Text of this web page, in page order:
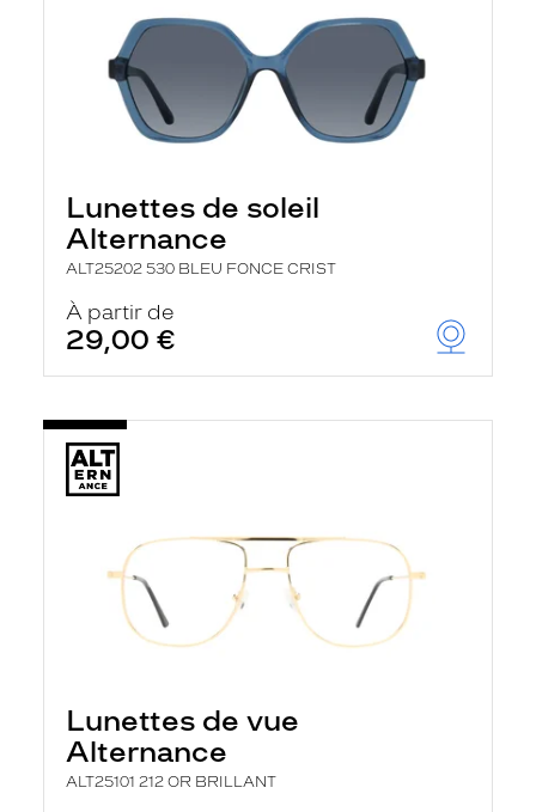
Lunettes de soleil
Alternance
ALT25202 530 BLEU FONCE CRIST
À partir de
29,00 €
Lunettes de vue
Alternance
ALT25101 212 OR BRILLANT